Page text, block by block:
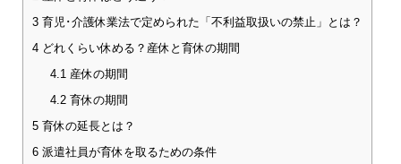
3育児･介護休業法で定められた「不利益取扱いの禁止」とは？
4どれくらい休める？産休と育休の期間
4.1産休の期間
4.2育休の期間
5育休の延長とは？
6派遣社員が育休を取るための条件